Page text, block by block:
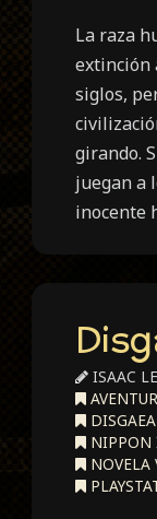
La raza
extinción
siglos,
girando.
juegan a
inocente
ISAAC
NIPPON
NOVELA